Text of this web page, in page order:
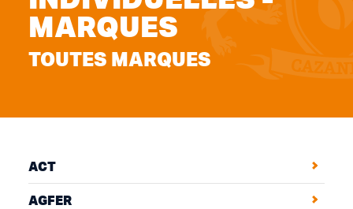
MARQUES
TOUTES MARQUES
ACT
AGFER